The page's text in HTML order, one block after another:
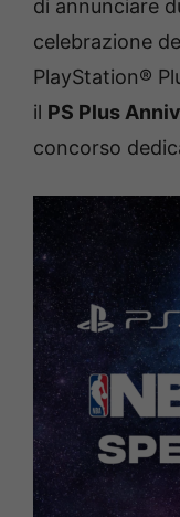
di annunciare
celebrazione
PlayStation®
il PS Plus
concorso